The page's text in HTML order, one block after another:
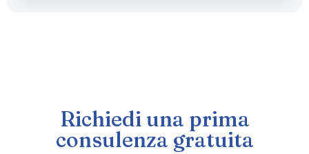
Richiedi una prima
consulenza gratuita